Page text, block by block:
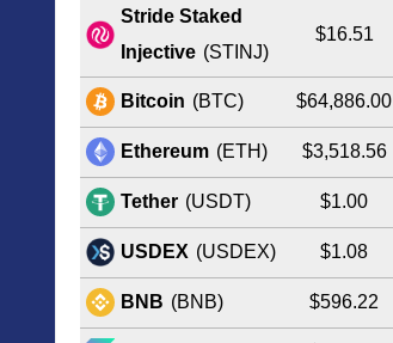
Stride Staked
Injective (STINJ)
$16.51
Bitcoin (BTC) $64,886.00
Ethereum (ETH) $3,518.56
Tether (USDT) $1.00
USDEX (USDEX) $1.08
BNB (BNB) $596.22